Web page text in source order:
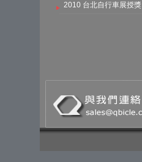
2010 台北自行車展授獎